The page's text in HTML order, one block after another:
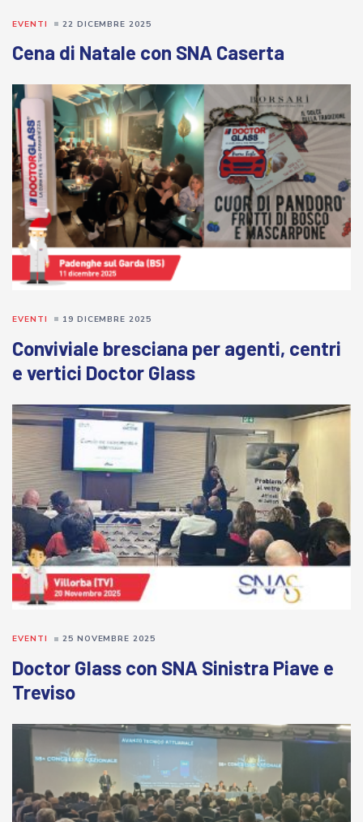
Cena di Natale con SNA Caserta
EVENTI 22 DICEMBRE 2025
Conviviale bresciana per agenti, centri
e vertici Doctor Glass
EVENTI 19 DICEMBRE 2025
Doctor Glass con SNA Sinistra Piave e
Treviso
EVENTI 25 NOVEMBRE 2025